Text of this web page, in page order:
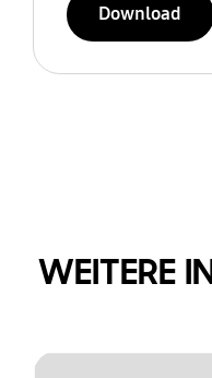
Download
WEITERE